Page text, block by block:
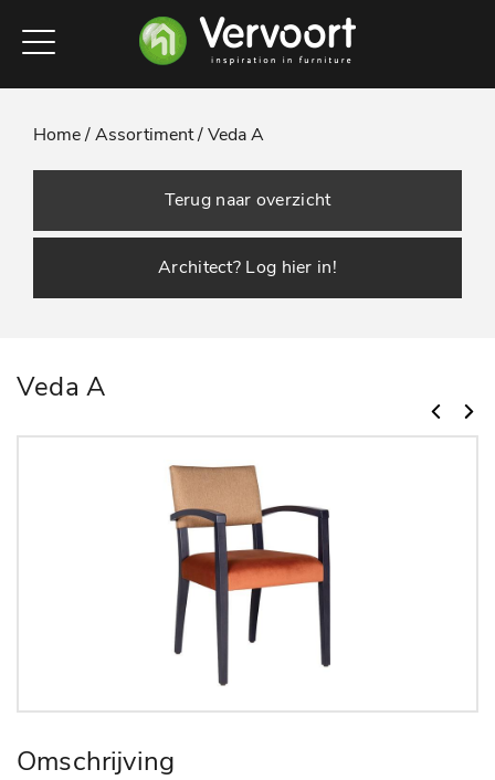
Home /Assortiment /Veda A
Terug naar overzicht
Architect? Log hier in!
Veda A
Omschrijving